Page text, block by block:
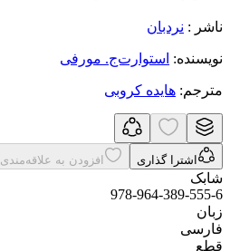
ناشر : نردبان
نویسنده: استوارت‌ج. مورفی
مترجم: هایده کروبی
اشترا گذاری افزودن به علاقه‌مندی
شابک
978-964-389-555-6
زبان
فارسی
قطع